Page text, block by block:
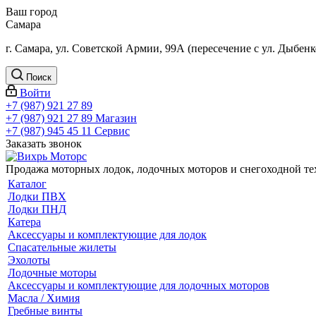
Ваш город
Самара
г. Самара, ул. Советской Армии, 99А (пересечение с ул.
Поиск
Войти
+7 (987) 921 27 89
+7 (987) 921 27 89 Магазин
+7 (987) 945 45 11 Сервис
Заказать звонок
Продажа моторных лодок, лодочных моторов и снегоходной
Каталог
Лодки ПВХ
Лодки ПНД
Катера
Аксессуары и комплектующие для лодок
Спасательные жилеты
Эхолоты
Лодочные моторы
Аксессуары и комплектующие для лодочных моторов
Масла / Химия
Гребные винты